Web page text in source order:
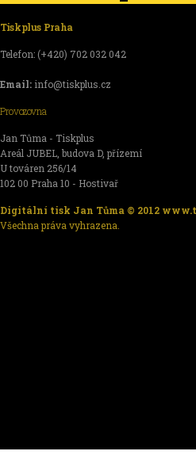
Tiskplus Praha
Telefon: (+420) 702 032 042
Email: info@tiskplus.cz
Provozovna
Jan Tůma - Tiskplus
Areál JUBEL, budova D, přízemí
U továren 256/14
102 00 Praha 10 - Hostivař
Digitální tisk Jan Tůma © 2012
Všechna práva vyhrazena.